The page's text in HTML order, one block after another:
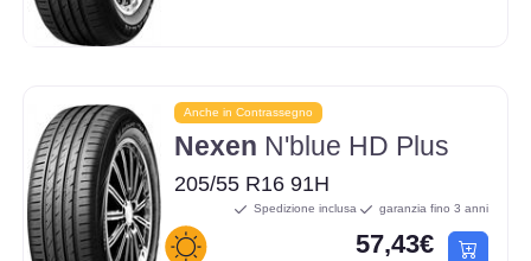
Anche in Contrassegno
Nexen N'blue HD Plus
205/55 R16 91H
Spedizione inclusa garanzia fino 3 anni
57,43€